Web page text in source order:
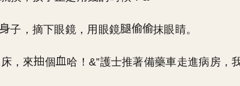
子，摘下眼鏡，用眼鏡 抹眼睛。
，來 個 哈！&”護士推著備藥車走進病房，